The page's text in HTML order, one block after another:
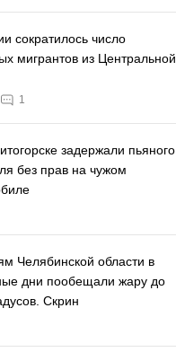
сократилось число
мигрантов из Центральной
1
задержали пьяного
без прав на чужом
Челябинской области в
дни пообещали жару до
Скрин